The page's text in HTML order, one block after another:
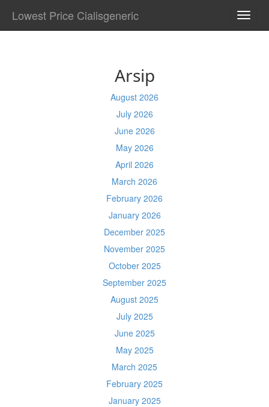
Lowest Price Cialisgeneric
Arsip
August 2026
July 2026
June 2026
May 2026
April 2026
March 2026
February 2026
January 2026
December 2025
November 2025
October 2025
September 2025
August 2025
July 2025
June 2025
May 2025
March 2025
February 2025
January 2025